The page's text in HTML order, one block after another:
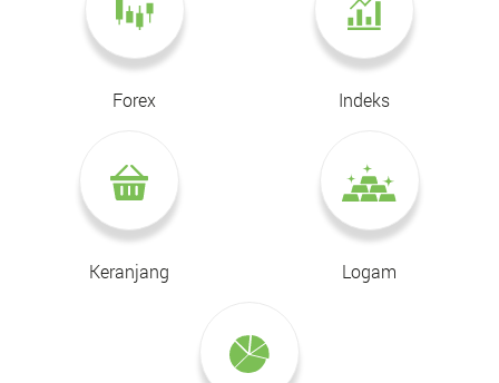
Forex Indeks
Keranjang Logam